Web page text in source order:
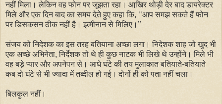
नहीं मिला। लेकिन वह फोन पर जूझता रहा। आखि़र थोड़ी देर बाद डायरेक्टर
मिले और एक दिन बाद का समय देते हुए कहा कि, ‘‘आप समझ सकते हैं फोन
पर डिसकसन ठीक नहीं है। इत्मीनान से मिलिए।’’
संजय को निदेशक का इस तरह बतियाना अच्छा लगा। निदेशक शाह जो खुद भी
एक अच्छे अभिनेता, निर्देशक तो थे ही कुछ नाटक भी लिखे थे उन्होंने। मिले भी
वह बड़े प्यार और अपनेपन से। आधे घंटे की तय मुलाकात बतियाते-बतियाते
कब दो घंटे से भी ज्यादा में तब्दील हो गई। दोनों ही को पता नहीं चला।
बिलकुल नहीं।